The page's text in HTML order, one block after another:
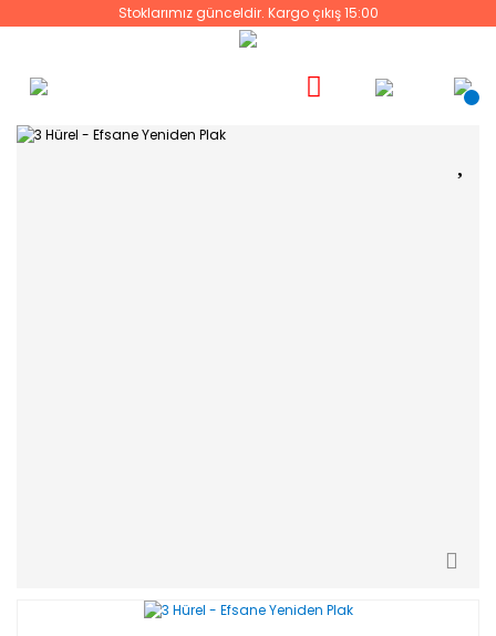
Stoklarımız günceldir. Kargo çıkış 15:00